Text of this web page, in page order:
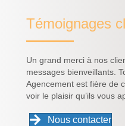
Témoignages
Un grand merci à nos
messages bienveillants.
Agencement est fière de
voir le plaisir qu’ils vous
Nous contacter